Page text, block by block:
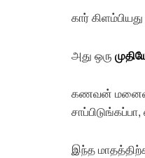
கார்
அது ஒரு
கணவன் மனைவி
இந்த